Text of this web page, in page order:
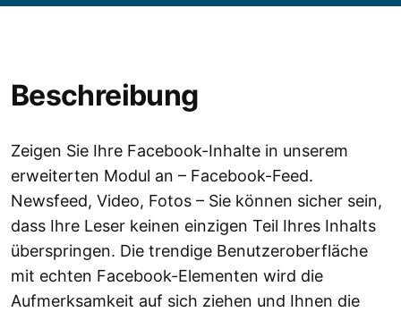
Beschreibung
Zeigen Sie Ihre Facebook-Inhalte in unserem
erweiterten Modul an – Facebook-Feed.
Newsfeed, Video, Fotos – Sie können sicher sein,
dass Ihre Leser keinen einzigen Teil Ihres Inhalts
überspringen. Die trendige Benutzeroberfläche
mit echten Facebook-Elementen wird die
Aufmerksamkeit auf sich ziehen und Ihnen die